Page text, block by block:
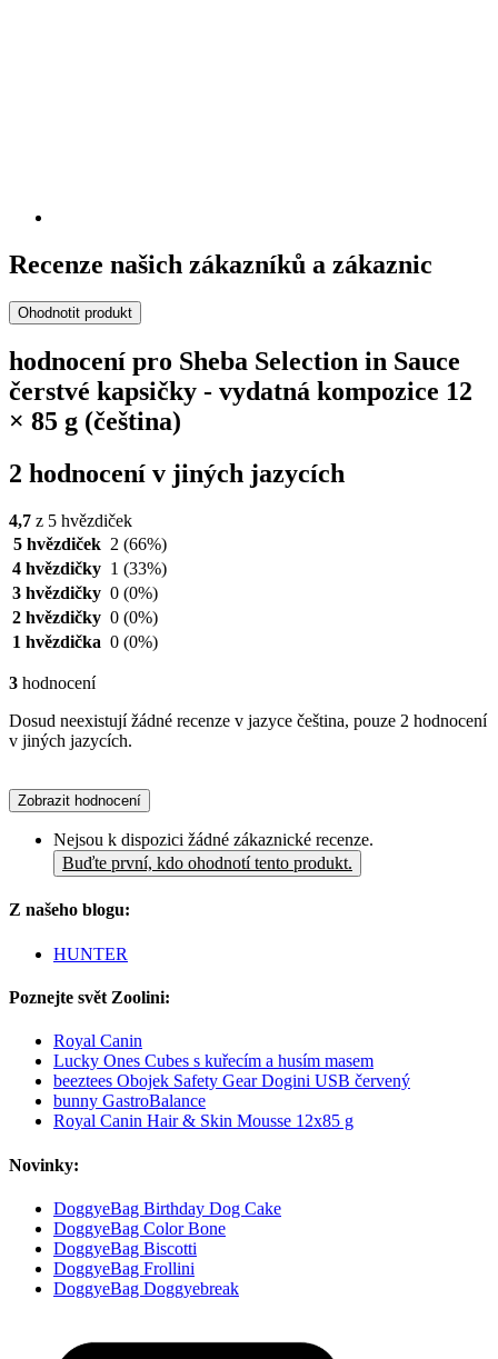
Recenze našich zákazníků a zákaznic
Ohodnotit produkt
hodnocení pro Sheba Selection in Sauce
čerstvé kapsičky - vydatná kompozice 12
× 85 g (čeština)
2 hodnocení v jiných jazycích
4,7 z 5 hvězdiček
5 hvězdiček 2 (66%)
4 hvězdičky 1 (33%)
3 hvězdičky 0 (0%)
2 hvězdičky 0 (0%)
1 hvězdička 0 (0%)
3 hodnocení
Dosud neexistují žádné recenze v jazyce čeština, pouze 2 hodnocení
v jiných jazycích.
Zobrazit hodnocení
Nejsou k dispozici žádné zákaznické recenze.
Buďte první, kdo ohodnotí tento produkt.
Z našeho blogu:
HUNTER
Poznejte svět Zoolini:
Royal Canin
Lucky Ones Cubes s kuřecím a husím masem
beeztees Obojek Safety Gear Dogini USB červený
bunny GastroBalance
Royal Canin Hair & Skin Mousse 12x85 g
Novinky:
DoggyeBag Birthday Dog Cake
DoggyeBag Color Bone
DoggyeBag Biscotti
DoggyeBag Frollini
DoggyeBag Doggyebreak